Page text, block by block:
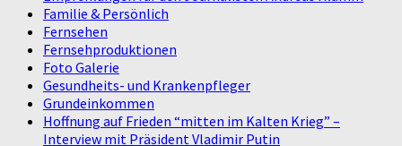
Familie & Persönlich
Fernsehen
Fernsehproduktionen
Foto Galerie
Gesundheits- und Krankenpfleger
Grundeinkommen
Hoffnung auf Frieden “mitten im Kalten Krieg” –
Interview mit Präsident Vladimir Putin